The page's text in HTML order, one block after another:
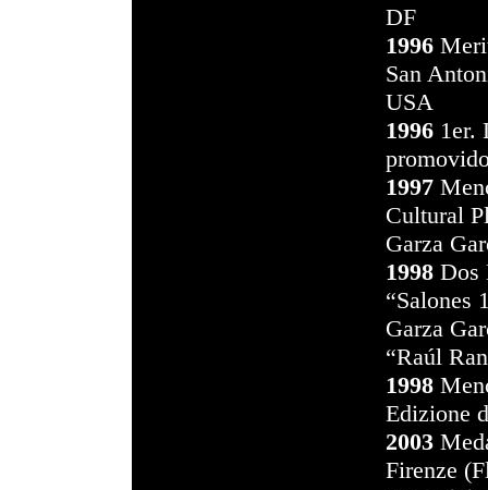
DF
1996
San
USA
1996 1er.
1997
Cultural
Garza
1998 Dos
“Salones
Garza
“Raúl
1998
Edizione
2003
Firenze